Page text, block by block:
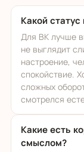
Какой
Для ВК лучше
не выглядит
настроение,
спокойствие.
сложных
смотрелся
Какие есть
смыслом?